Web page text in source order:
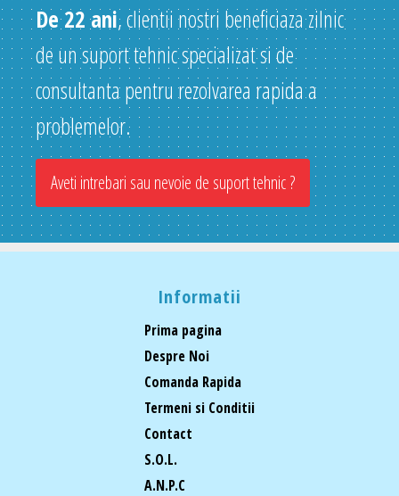
De 22 ani, clientii nostri beneficiaza zilnic
de un suport tehnic specializat si de
consultanta pentru rezolvarea rapida a
problemelor.
Aveti intrebari sau nevoie de suport tehnic ?
Informatii
Prima pagina
Despre Noi
Comanda Rapida
Termeni si Conditii
Contact
S.O.L.
A.N.P.C